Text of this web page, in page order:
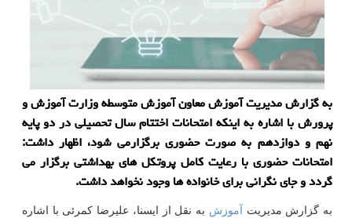
به گزارش مدیریت آموزش معاون آموزش متوسطه وزارت آموزش و
پرورش با اشاره به اینكه امتحانات اختتام سال تحصیلی در دو پایه
نهم و دوازدهم به صورت حضوری برگزارمی شود، اظهار داشت:
امتحانات حضوری با رعایت كامل پروتكل های بهداشتی برگزار می
گردد و جای نگرانی برای خانواده ها وجود نخواهد داشت.
به گزارش مدیریت آموزش به نقل از ایسنا، علیرضا کمرئی با اشاره